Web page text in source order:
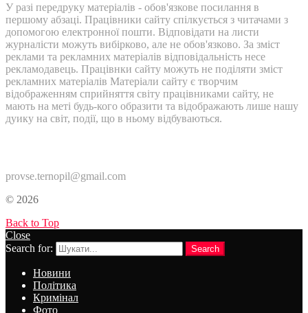
У разі передруку матеріалів - обов'язкове посилання в
першому абзаці. Працівники сайту спілкується з читачами з
допомогою електронної пошти. Відповідати на листи
журналісти можуть вибірково, але не обов'язково. За зміст
реклами та рекламних матеріалів відповідальність несе
рекламодавець. Працівнки сайту можуть не поділяти зміст
рекламних матеріалів Матеріали сайту є творчим
відображенням сприйняття світу працівниками сайту, не
мають на меті будь-кого образити та відображають лише нашу
дуику на світ, події, що в ньому відбуваються.
provse.ternopil@gmail.com
© 2026
Back to Top
Close
Search for:
Search
Новини
Політика
Кримінал
Фото